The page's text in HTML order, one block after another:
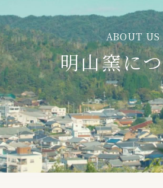
ABOUT US
明山窯に